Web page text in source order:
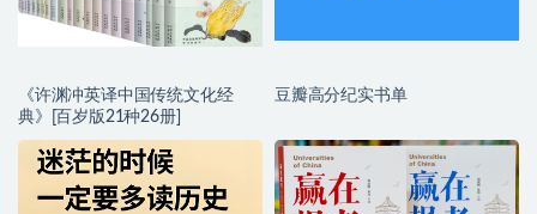
《许渊冲英译中国传统文化经
典》[百岁版21种26册]
豆瓣高分纪实书单